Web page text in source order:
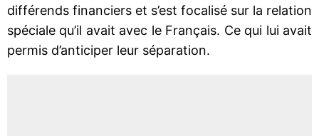
différends financiers et s’est focalisé sur la relation
spéciale qu’il avait avec le Français. Ce qui lui avait
permis d’anticiper leur séparation.